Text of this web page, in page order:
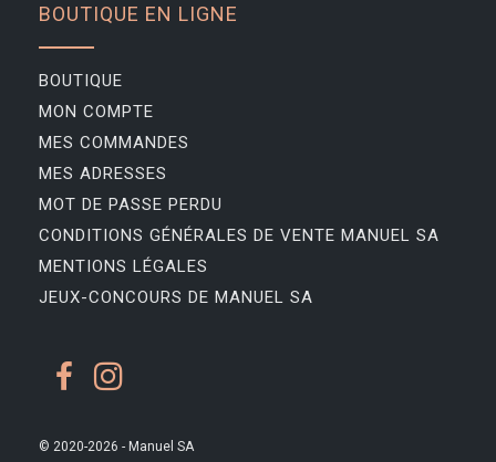
BOUTIQUE EN LIGNE
BOUTIQUE
MON COMPTE
MES COMMANDES
MES ADRESSES
MOT DE PASSE PERDU
CONDITIONS GÉNÉRALES DE VENTE MANUEL SA
MENTIONS LÉGALES
JEUX-CONCOURS DE MANUEL SA
© 2020-2026 - Manuel SA